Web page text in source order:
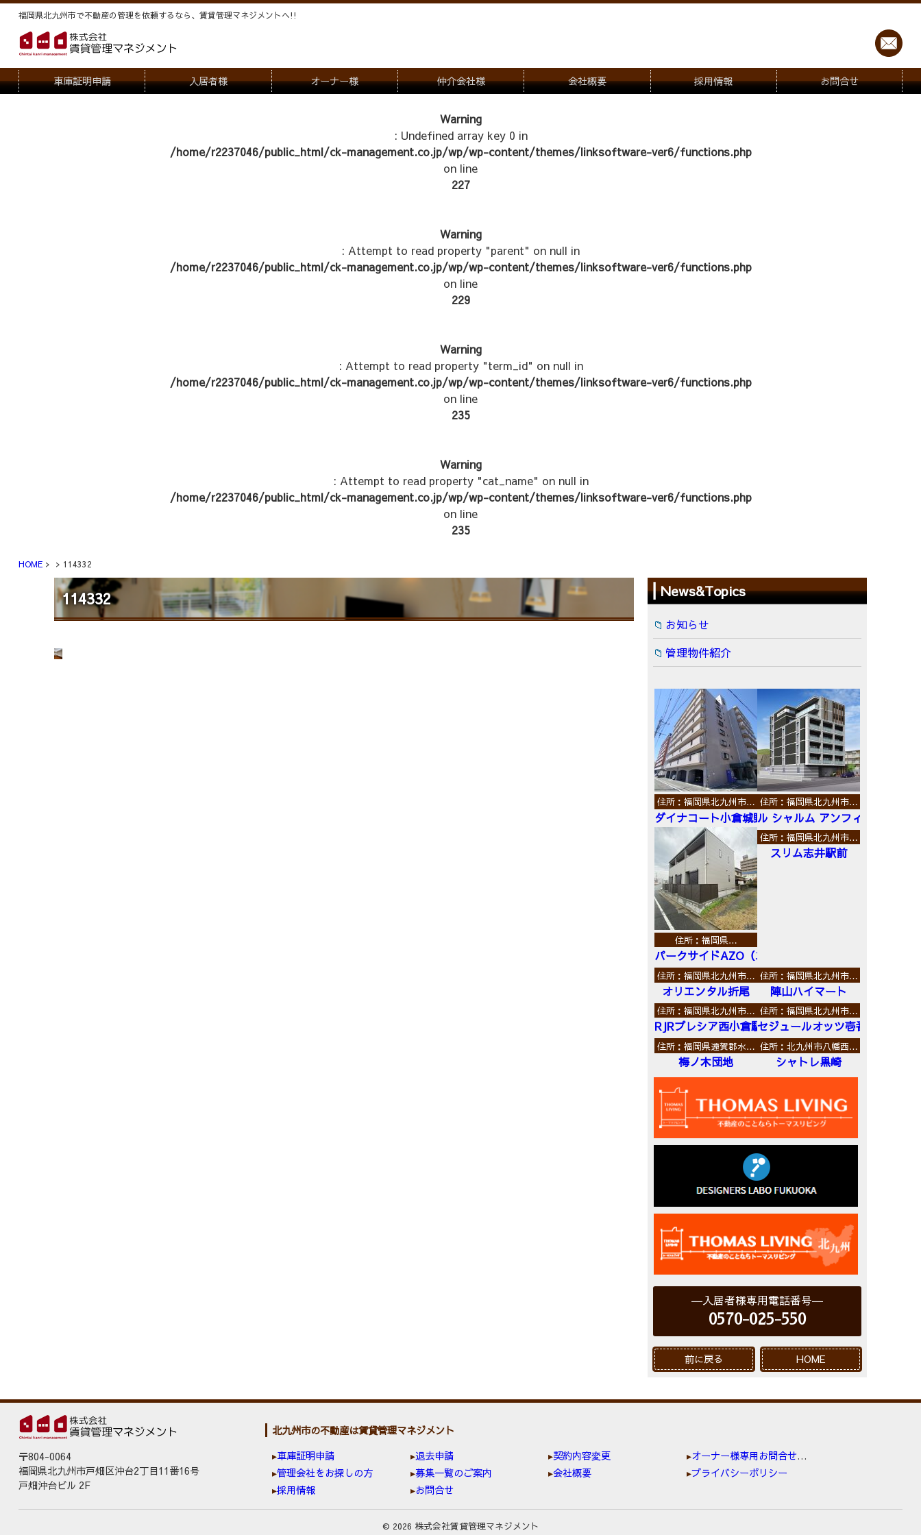
福岡県北九州市で不動産の管理を依頼するなら、賃貸管理マネジメントヘ!!
車庫証明申請 入居者様 オーナー様 仲介会社様
物件写真
管理物件紹介
会社概要 採用情報 お問合せ
Warning
: Undefined array key 0 in
/home/r2237046/public_html/ck-management.co.jp/wp/wp-content/themes/linksoftware-ver6/functions.php
on line
227
Warning
: Attempt to read property "parent" on null in
/home/r2237046/public_html/ck-management.co.jp/wp/wp-content/themes/linksoftware-ver6/functions.php
on line
229
Warning
: Attempt to read property "term_id" on null in
/home/r2237046/public_html/ck-management.co.jp/wp/wp-content/themes/linksoftware-ver6/functions.php
on line
235
Warning
: Attempt to read property "cat_name" on null in
/home/r2237046/public_html/ck-management.co.jp/wp/wp-content/themes/linksoftware-ver6/functions.php
on line
235
HOME 114332
114332 News&Topics
お知らせ
管理物件紹介
住所：福岡県北九州市…
ダイナコート小倉城野
住所：福岡県北九州市…
ル シャルム アンフィニ
住所：福岡県…
パークサイドAZO（エーゼットオー）
住所：福岡県北九州市…
スリム志井駅前
住所：福岡県北九州市…
オリエンタル折尾
住所：福岡県北九州市…
陣山ハイマート
住所：福岡県北九州市…
RJRプレシア西小倉駅前
住所：福岡県北九州市…
セジュールオッツ壱番館
住所：福岡県遠賀郡水…
梅ノ木団地
住所：北九州市八幡西…
シャトレ黒崎
入居者様専用電話番号
0570-025-550
前に戻る HOME
〒804-0064
福岡県北九州市戸畑区沖台2丁目11番16号
戸畑沖台ビル 2F
北九州市の不動産は賃貸管理マネジメント
車庫証明申請
退去申請 契約内容変更
オーナー様専用お問合せ窓口
管理会社をお探しの方
募集一覧のご案内 会社概要
プライバシーポリシー
採用情報
お問合せ
© 2026 株式会社賃貸管理マネジメント